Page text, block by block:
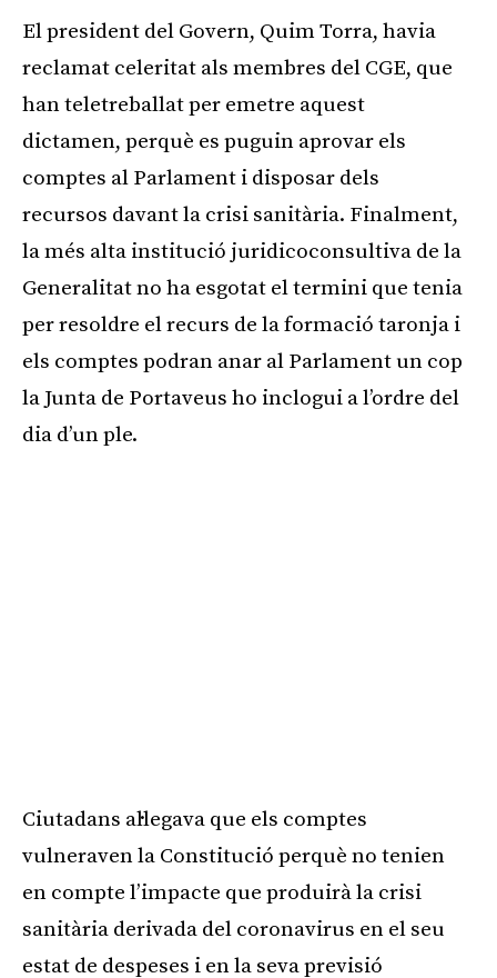
El president del Govern, Quim Torra, havia
reclamat celeritat als membres del CGE, que
han teletreballat per emetre aquest
dictamen, perquè es puguin aprovar els
comptes al Parlament i disposar dels
recursos davant la crisi sanitària. Finalment,
la més alta institució juridicoconsultiva de la
Generalitat no ha esgotat el termini que tenia
per resoldre el recurs de la formació taronja i
els comptes podran anar al Parlament un cop
la Junta de Portaveus ho inclogui a l’ordre del
dia d’un ple.
Ciutadans al·legava que els comptes
vulneraven la Constitució perquè no tenien
en compte l’impacte que produirà la crisi
sanitària derivada del coronavirus en el seu
estat de despeses i en la seva previsió